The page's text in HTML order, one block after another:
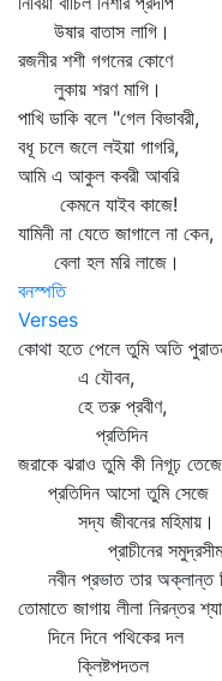
উষার বাতাস লাগি।
রজনীর শশী গগনের কোণে
লুকায় শরণ মাগি।
পাখি ডাকি বলে "গেল বিভাবরী,
বধূ চলে জলে লইয়া গাগরি,
আমি এ আকুল কবরী আবরি
কেমনে যাইব কাজে!
যামিনী না যেতে জাগালে না কেন,
বেলা হল মরি লাজে।
বনস্পতি
Verses
কোথা হতে পেলে তুমি অতি
এ যৌবন,
হে তরু প্রবীণ,
প্রতিদিন
জরাকে ঝরাও তুমি কী নিগূঢ়
প্রতিদিন আসো তুমি সেজে
সদ্য জীবনের মহিমায়।
প্রাচীনের
নবীন প্রভাত তার অক্লান্ত
তোমাতে জাগায় লীলা নিরন্তর
দিনে দিনে পথিকের দল
ক্লিষ্টপদতল